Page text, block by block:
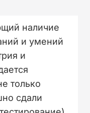
наличие
и умений
и
только
сдали